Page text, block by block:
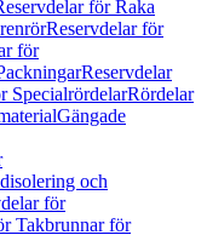
för Raka
Reservdelar för
för
Reservdelar
SpecialrördelarRördelar
Gängade
och
för
Takbrunnar för